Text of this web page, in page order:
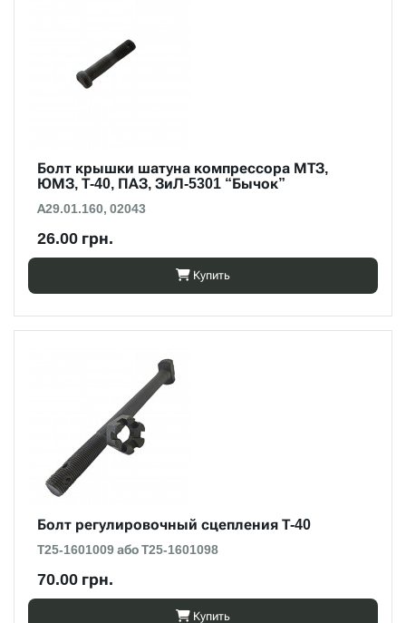
Болт крышки шатуна компрессора МТЗ,
ЮМЗ, Т-40, ПАЗ, ЗиЛ-5301 “Бычок”
А29.01.160, 02043
26.00 грн.
Купить
Болт регулировочный сцепления Т-40
Т25-1601009 або Т25-1601098
70.00 грн.
Купить